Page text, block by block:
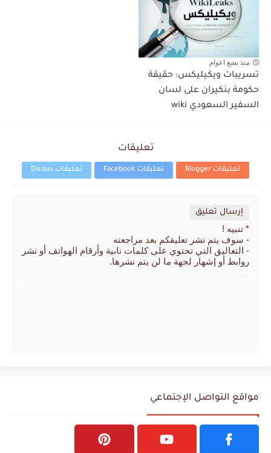
منذ بضع اعوام
تسريبات ويكيليكس: حقيقة
حكومة بنكيران على لسان
السفير السعودي wiki
تعليقات
تعليقات Blogger تعليقات Facebook تعليقات Disqus
إرسال تعليق
* تنبيه !
- سوف يتم نشر تعليقكم بعد مراجعته
- التعاليق التي تحتوي على كلمات نابية وأرقام الهواتف أو نشر
روابط أو إشهار لجهة ما لن يتم نشرها.
مواقع التواصل الإجتماعي